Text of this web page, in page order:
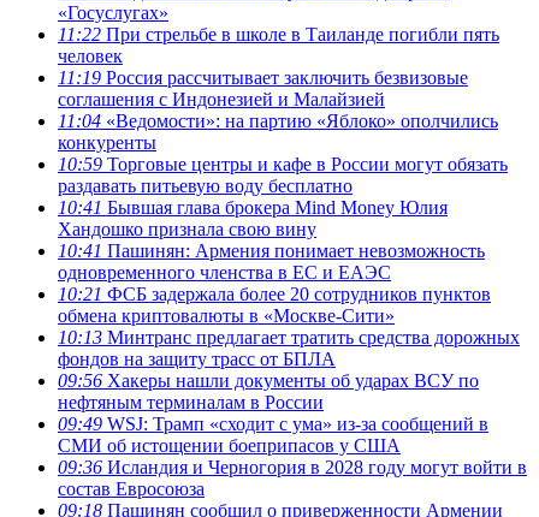
«Госуслугах»
11:22 При стрельбе в школе в Таиланде погибли пять
человек
11:19 Россия рассчитывает заключить безвизовые
соглашения с Индонезией и Малайзией
11:04 «Ведомости»: на партию «Яблоко» ополчились
конкуренты
10:59 Торговые центры и кафе в России могут обязать
раздавать питьевую воду бесплатно
10:41 Бывшая глава брокера Mind Money Юлия
Хандошко признала свою вину
10:41 Пашинян: Армения понимает невозможность
одновременного членства в ЕС и ЕАЭС
10:21 ФСБ задержала более 20 сотрудников пунктов
обмена криптовалюты в «Москве-Сити»
10:13 Минтранс предлагает тратить средства дорожных
фондов на защиту трасс от БПЛА
09:56 Хакеры нашли документы об ударах ВСУ по
нефтяным терминалам в России
09:49 WSJ: Трамп «сходит с ума» из-за сообщений в
СМИ об истощении боеприпасов у США
09:36 Исландия и Черногория в 2028 году могут войти в
состав Евросоюза
09:18 Пашинян сообщил о приверженности Армении